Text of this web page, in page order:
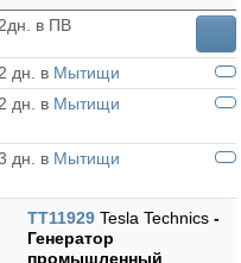
2дн. в ПВ
2 дн. в Мытищи
2 дн. в Мытищи
дн. в Мытищи
TT11929 Tesla Technics -
Генератор
промышленный